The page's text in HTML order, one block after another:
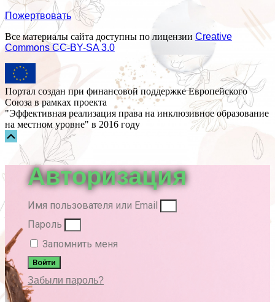
Пожертвовать
Все материалы сайта доступны по лицензии Creative
Commons СС-BY-SA 3.0
Портал создан при финансовой поддержке Европейского
Союза в рамках проекта
"Эффективная реализация права на инклюзивное образование
на местном уровне" в 2016 году
Прокрутка
вверх
Авторизация
Имя пользователя или Email
Пароль
Запомнить меня
Войти
Забыли пароль?